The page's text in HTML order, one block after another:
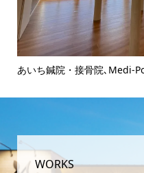
あいち鍼院・接骨院､Medi-
WORKS